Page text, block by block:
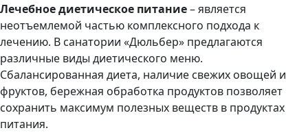
Лечебное диетическое питание– является
неотъемлемой частью комплексного подхода к
лечению. В санатории «Дюльбер» предлагаются
различные виды диетического меню.
Сбалансированная диета, наличие свежих овощей и
фруктов, бережная обработка продуктов позволяет
сохранить максимум полезных веществ в продуктах
питания.